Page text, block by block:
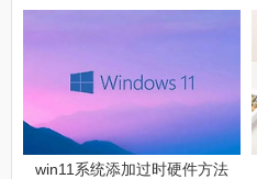
么
win11系统添加过时硬件方法